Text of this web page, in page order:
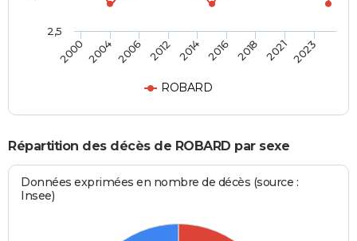
ROBARD
2000 2004 2006 2012 2014 2016 2018 2021 2023
2,5
Répartition des décès de ROBARD par sexe
Données exprimées en nombre de décès (source :
Insee)